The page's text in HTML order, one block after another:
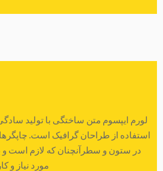
لورم ایپسوم متن ساختگی با تولید
استفاده از طراحان گرافیک است.
در ستون و سطرآنچنان که لازم است و
مورد نیاز و